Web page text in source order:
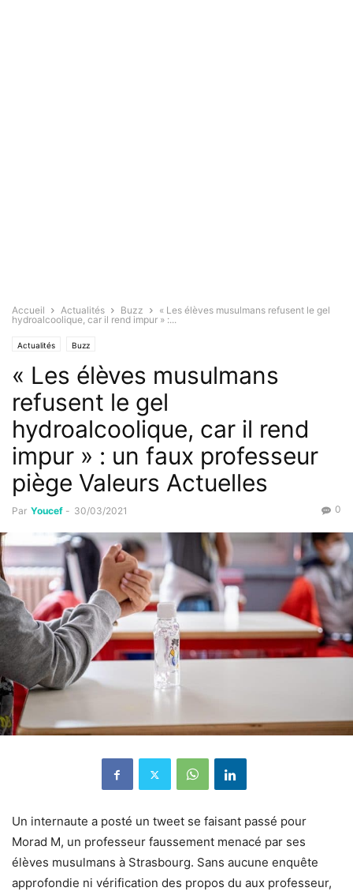
Accueil Actualités Buzz
« Les élèves musulmans refusent le gel
hydroalcoolique, car il rend impur » :...
Actualités Buzz
« Les élèves musulmans
refusent le gel
hydroalcoolique, car il rend
impur » : un faux professeur
piège Valeurs Actuelles
Par Youcef - 30/03/2021 0
Un internaute a posté un tweet se faisant passé pour
Morad M, un professeur faussement menacé par ses
élèves musulmans à Strasbourg. Sans aucune enquête
approfondie ni vérification des propos du aux professeur,